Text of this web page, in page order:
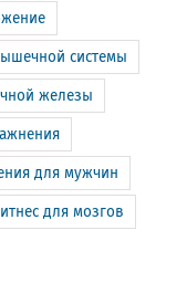
системы
железы
для мужчин
для мозгов